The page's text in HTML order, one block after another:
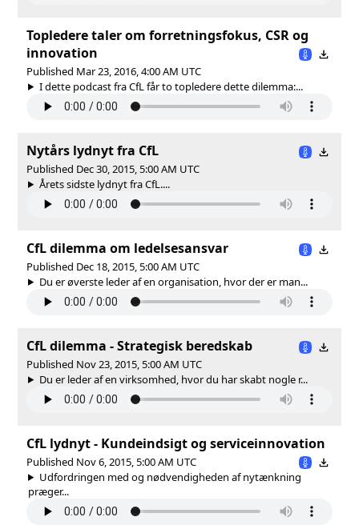
Topledere taler om forretningsfokus, CSR og
innovation
Published Mar 23, 2016, 4:00 AM UTC
I dette podcast fra CfL får to topledere dette dilemma:...
Nytårs lydnyt fra CfL
Published Dec 30, 2015, 5:00 AM UTC
Årets sidste lydnyt fra CfL....
CfL dilemma om ledelsesansvar
Published Dec 18, 2015, 5:00 AM UTC
Du er øverste leder af en organisation, hvor der er man...
CfL dilemma - Strategisk beredskab
Published Nov 23, 2015, 5:00 AM UTC
Du er leder af en virksomhed, hvor du har skabt nogle r...
CfL lydnyt - Kundeindsigt og serviceinnovation
Published Nov 6, 2015, 5:00 AM UTC
Udfordringen med og nødvendigheden af nytænkning
præger...